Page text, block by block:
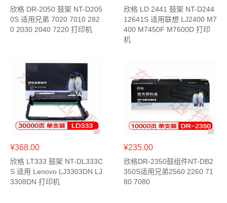
欣格 DR-2050 鼓架 NT-D205
0S 适用兄弟 7020 7010 282
0 2030 2040 7220 打印机
欣格 LD 2441 鼓架 NT-D244
12641S 适用联想 LJ2400 M7
400 M7450F M7600D 打印
机
¥368.00
欣格 LT333 鼓架 NT-DL333C
S 适用 Lenovo LJ3303DN LJ
3308DN 打印机
¥235.00
欣格DR-2350鼓组件NT-DB2
350S适用兄弟2560 2260 71
80 7080